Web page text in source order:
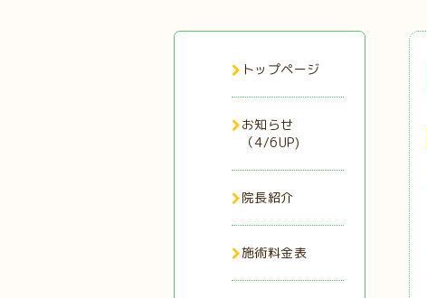
トップページ
お知らせ
（4/6UP)
院長紹介
施術料金表